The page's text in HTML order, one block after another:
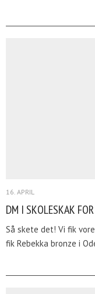
16. APRIL
DM I SKOLESKAK
Så skete det! Vi fik
fik Rebekka bronze i